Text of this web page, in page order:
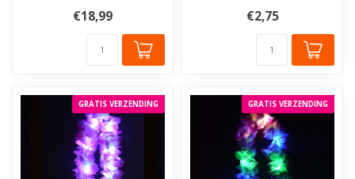
€18,99 €2,75
GRATIS VERZENDING GRATIS VERZENDING